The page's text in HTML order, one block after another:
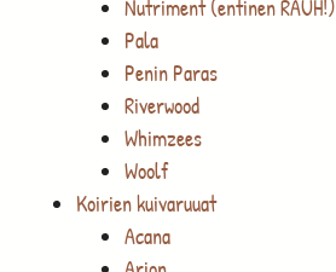
Nutriment (entinen RAUH!)
Pala
Penin Paras
Riverwood
Whimzees
Woolf
Koirien kuivaruuat
Acana